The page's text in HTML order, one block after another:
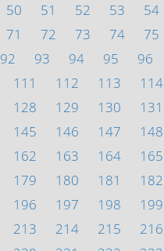
50 51 52 53 54
71 72 73 74 75
92 93 94 95 96
111 112 113 114
128 129 130 131
145 146 147 148
162 163 164 165
179 180 181 182
196 197 198 199
213 214 215 216